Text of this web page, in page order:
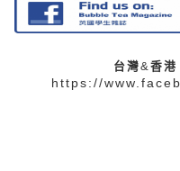
台灣&香港
https://